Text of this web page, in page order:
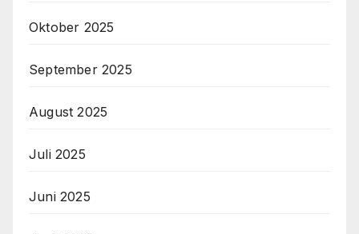
Oktober 2025
September 2025
August 2025
Juli 2025
Juni 2025